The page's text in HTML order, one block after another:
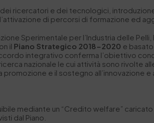
ricercatori e dei tecnologici,
di percorsi di formazione ed
Sperimentale per l’Industria delle
il Piano Strategico 2018-2020 e
integrativo conferma l’obiettivo
nazionale le cui attività sono rivolte
e il sostegno all’innovazione
mediante un “Credito welfare”
dal Piano.